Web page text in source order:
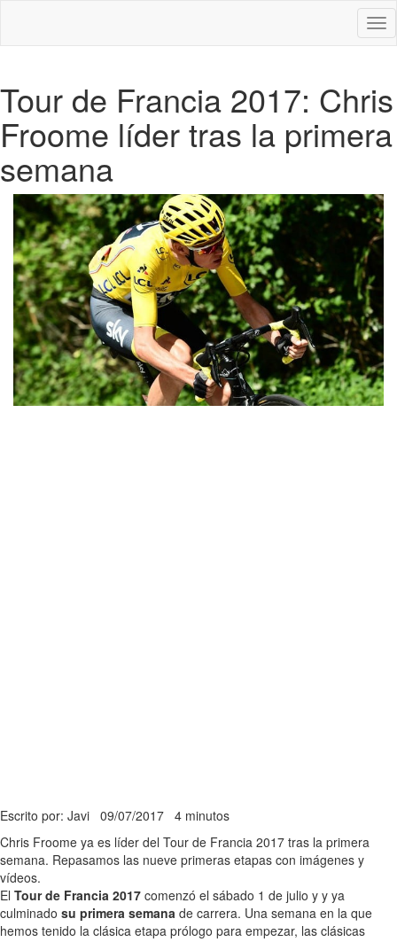
Tour de Francia 2017: Chris
Froome líder tras la primera
semana
Escrito por: Javi 09/07/2017 4 minutos
Chris Froome ya es líder del Tour de Francia 2017 tras la primera
semana. Repasamos las nueve primeras etapas con imágenes y
vídeos.
El Tour de Francia 2017 comenzó el sábado 1 de julio y y ya
culminado su primera semana de carrera. Una semana en la que
hemos tenido la clásica etapa prólogo para empezar, las clásicas